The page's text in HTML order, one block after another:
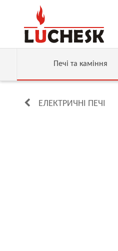
Печі та каміння
ЕЛЕКТРИЧНІ ПЕЧІ